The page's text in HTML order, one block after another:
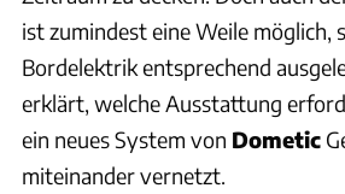
ist zumindest eine Weile möglich,
Bordelektrik entsprechend
erklärt, welche Ausstattung
ein neues System von Dometic
miteinander vernetzt.